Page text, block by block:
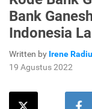
Bank
Indonesia
Written by Irene
19 Agustus 2022